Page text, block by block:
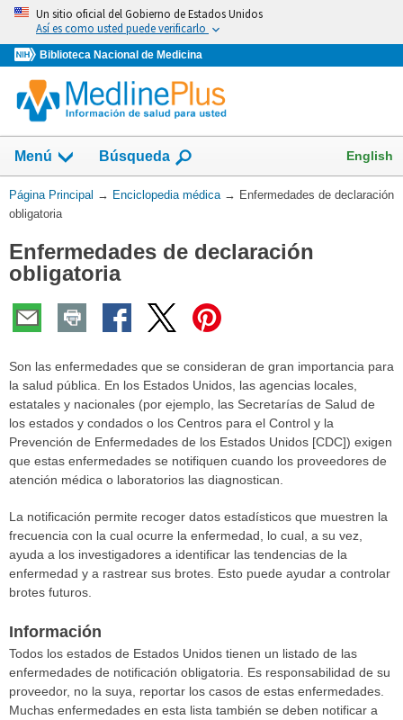
Omita
vaya
al
Contenido
Un sitio oficial del Gobierno de Estados Unidos
Así es como usted puede verificarlo
Biblioteca Nacional de Medicina
Menú Búsqueda English
Usted
está
Página Principal → Enciclopedia médica → Enfermedades de declaración
obligatoria
Enfermedades de declaración
obligatoria
Son las enfermedades que se consideran de gran importancia para
la salud pública. En los Estados Unidos, las agencias locales,
estatales y nacionales (por ejemplo, las Secretarías de Salud de
los estados y condados o los Centros para el Control y la
Prevención de Enfermedades de los Estados Unidos [CDC]) exigen
que estas enfermedades se notifiquen cuando los proveedores de
atención médica o laboratorios las diagnostican.
La notificación permite recoger datos estadísticos que muestren la
frecuencia con la cual ocurre la enfermedad, lo cual, a su vez,
ayuda a los investigadores a identificar las tendencias de la
enfermedad y a rastrear sus brotes. Esto puede ayudar a controlar
brotes futuros.
Información
Todos los estados de Estados Unidos tienen un listado de las
enfermedades de notificación obligatoria. Es responsabilidad de su
proveedor, no la suya, reportar los casos de estas enfermedades.
Muchas enfermedades en esta lista también se deben notificar a